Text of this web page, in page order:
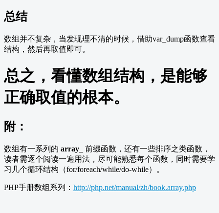
总结
数组并不复杂，当发现理不清的时候，借助var_dump函数查看
结构，然后再取值即可。
总之，看懂数组结构，是能够
正确取值的根本。
附：
数组有一系列的 array_
前缀函数，还有一些排序之类函数，
读者需逐个阅读一遍用法，尽可能熟悉每个函数，同时需要学
习几个循环结构（for/foreach/while/do-while）。
PHP手册数组系列： http://php.net/manual/zh/book.array.php